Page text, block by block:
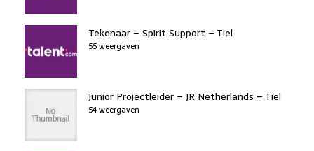
Tekenaar – Spirit Support – Tiel
55 weergaven
Junior Projectleider – JR Netherlands – Tiel
54 weergaven